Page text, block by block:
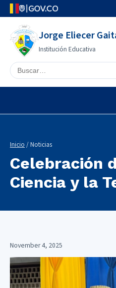
Jorge Eliecer
Institución Educativa
Buscar en el sitio
Inicio / Noticias
Celebración
Ciencia y la
November 4, 2025